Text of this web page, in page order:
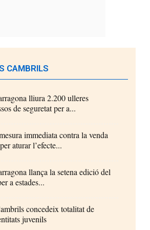
CAMBRILS
lliura 2.200 ulleres
de seguretat per a...
immediata contra la venda
aturar l’efecte...
llança la setena edició del
a estades...
concedeix totalitat de
juvenils